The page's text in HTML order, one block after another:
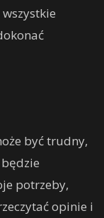
być trudny,
potrzeby,
opinie i